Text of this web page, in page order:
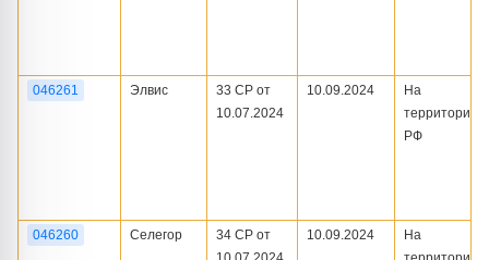
046261 Элвис
33 СР от
10.07.2024
10.09.2024
На
территории
РФ
046260 Селегор
34 СР от
10.09.2024
На